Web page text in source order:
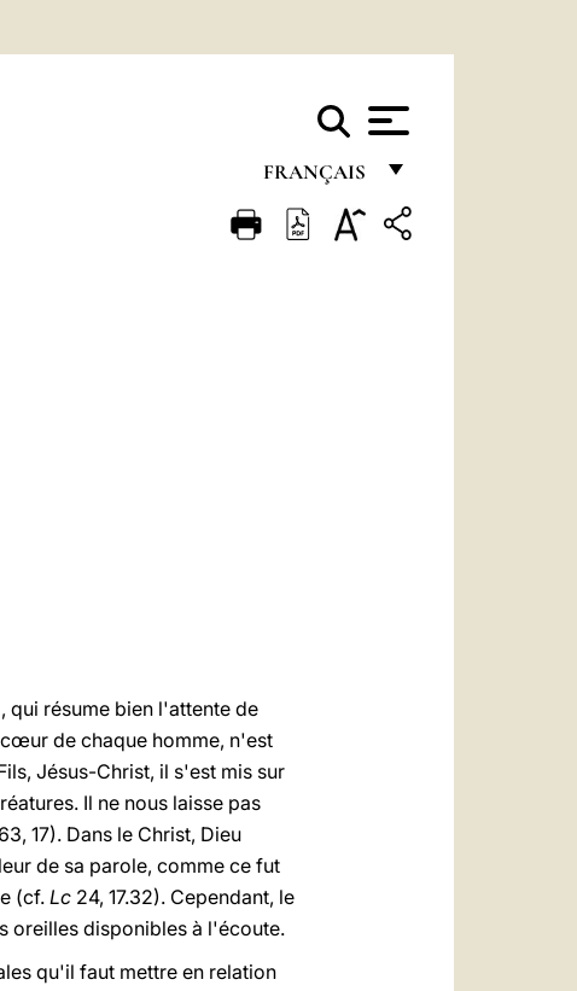
FRANÇAIS
FRANÇAIS
qui résume bien l'attente de
de chaque homme, n'est
Jésus-Christ, il s'est mis sur
Il ne nous laisse pas
63, 17). Dans le Christ, Dieu
de sa parole, comme ce fut
(cf. Lc 24, 17.32). Cependant, le
oreilles disponibles à l'écoute.
qu'il faut mettre en relation